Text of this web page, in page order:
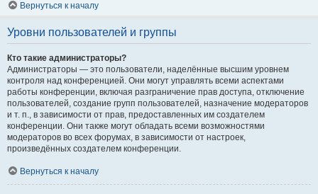
Вернуться к началу
Уровни пользователей и группы
Кто такие администраторы?
Администраторы — это пользователи, наделённые высшим уровнем
контроля над конференцией. Они могут управлять всеми аспектами
работы конференции, включая разграничение прав доступа, отключение
пользователей, создание групп пользователей, назначение модераторов
и т. п., в зависимости от прав, предоставленных им создателем
конференции. Они также могут обладать всеми возможностями
модераторов во всех форумах, в зависимости от настроек,
произведённых создателем конференции.
Вернуться к началу